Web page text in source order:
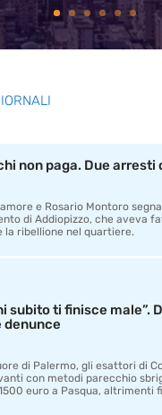
non paga. Due arresti
e Rosario Montoro
di Addiopizzo, che aveva
la ribellione nel quartiere.
subito ti finisce male”.
denunce
di Palermo, gli esattori di
con metodi parecchio
euro a Pasqua, altrimenti